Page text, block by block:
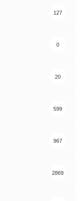
127
0
20
599
967
2869